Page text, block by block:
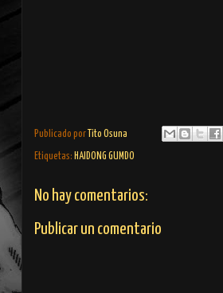
Publicado por Tito Osuna
Etiquetas: HAIDONG GUMDO
No hay comentarios:
Publicar un comentario